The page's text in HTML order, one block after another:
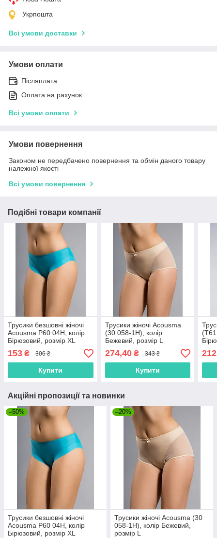
Укрпошта
Всі умови доставки
Умови оплати
Післяплата
Оплата на рахунок
Всі умови оплати
Умови повернення
Законом не передбачено повернення та обмін даного товару
належної якості
Всі умови повернення
Подібні товари компанії
Трусики безшовні жіночі
Acousma P60 04H, колір
Бірюзовий, розмір XL
153 ₴ 306 ₴
Купити
Трусики жіночі Acousma
(30 058-1H), колір
Бежевий, розмір L
274,40₴ 343 ₴
Купити
Акційні пропозиції та новинки
–50%
Трусики безшовні жіночі
Acousma P60 04H, колір
Бірюзовий, розмір XL
–20%
Трусики жіночі Acousma (30
058-1H), колір Бежевий,
розмір L